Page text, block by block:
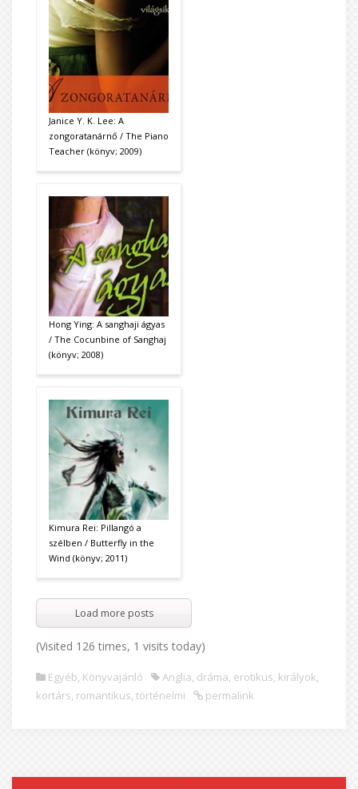
Janice Y. K. Lee: A
zongoratanárnő / The Piano
Teacher (könyv; 2009)
Hong Ying: A sanghaji ágyas
/ The Cocunbine of Sanghaj
(könyv; 2008)
Kimura Rei: Pillangó a
szélben / Butterfly in the
Wind (könyv; 2011)
Load more posts
(Visited 126 times, 1 visits today)
Egyéb, Könyvajánló Anglia, dráma, erotikus, királyok,
kortárs, romantikus, történelmi permalink